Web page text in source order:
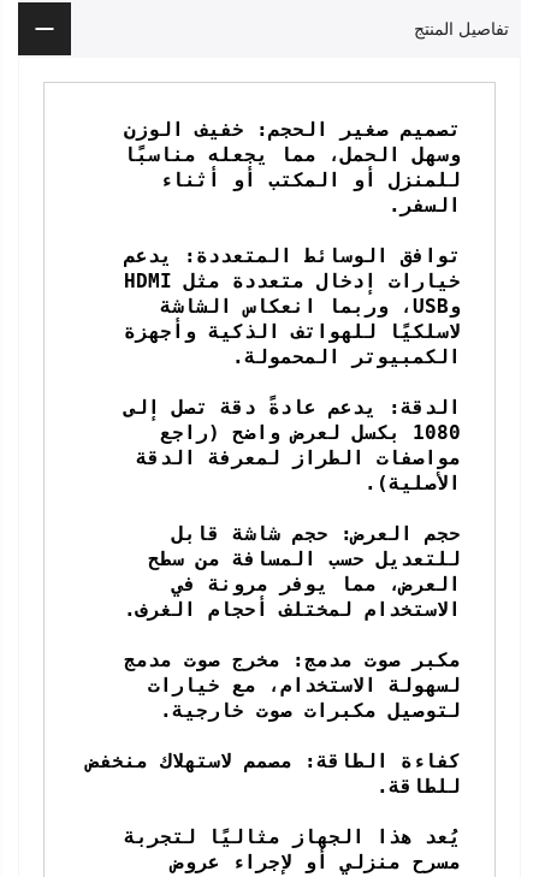
تفاصيل المنتج
الدقة: يدعم عادةً دقة تصل إلى
حجم العرض: حجم شاشة قابل
العرض، مما يوفر مرونة في
كفاءة الطاقة: مصمم لاستهلاك منخفض
مسرح منزلي أو لإجراء عروض